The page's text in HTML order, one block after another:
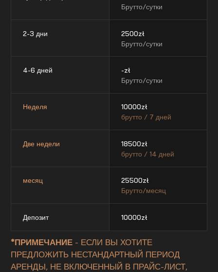
Брутто/сутки
2-3 дни 2500zł
Брутто/сутки
4-6 дней -zł
Брутто/сутки
Неделя 10000zł
брутто / 7 дней
Две недели 18500zł
брутто / 14 дней
месяц 25500zł
Брутто/месяц
Депозит 10000zł
*ПРИМЕЧАНИЕ - ЕСЛИ ВЫ ХОТИТЕ
ПРЕДЛОЖИТЬ НЕСТАНДАРТНЫЙ ПЕРИОД
АРЕНДЫ, НЕ ВКЛЮЧЕННЫЙ В ПРАЙС-ЛИСТ,